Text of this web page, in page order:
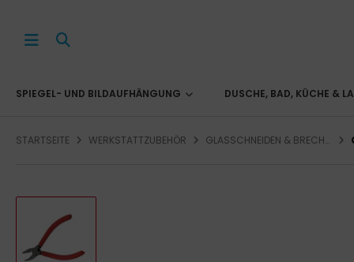
SPIEGEL- UND BILDAUFHÄNGUNG DUSCHE, BAD, KÜCHE &
STARTSEITE WERKSTATTZUBEHÖR GLASSCHNEIDEN & BRECHEN